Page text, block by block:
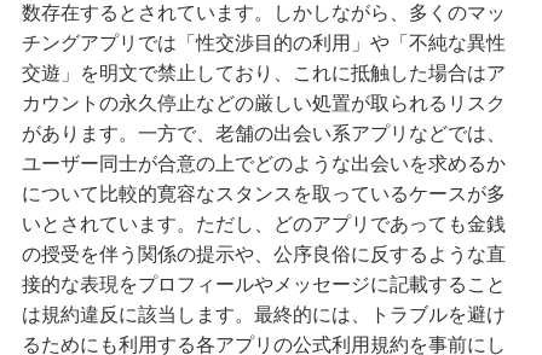
数存在するとされています。しかしながら、多くのマッ
チングアプリでは「性交渉目的の利用」や「不純な異性
交遊」を明文で禁止しており、これに抵触した場合はア
カウントの永久停止などの厳しい処置が取られるリスク
があります。一方で、老舗の出会い系アプリなどでは、
ユーザー同士が合意の上でどのような出会いを求めるか
について比較的寛容なスタンスを取っているケースが多
いとされています。ただし、どのアプリであっても金銭
の授受を伴う関係の提示や、公序良俗に反するような直
接的な表現をプロフィールやメッセージに記載すること
は規約違反に該当します。最終的には、トラブルを避け
るためにも利用する各アプリの公式利用規約を事前にし